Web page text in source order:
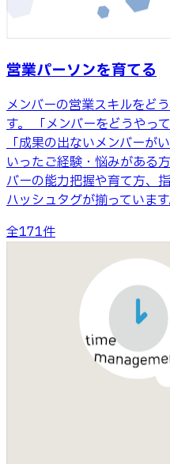
営業パーソンを育てる
メンバーの営業スキルをど
す。 「メンバーをどうやっ
「成果の出ないメンバーが
いったご経験・悩みがある
バーの能力把握や育て方、
ハッシュタグが揃っていま
全171件